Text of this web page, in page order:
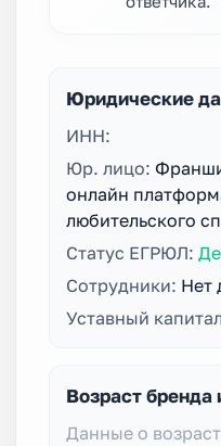
Юридические
ИНН:
Юр. лицо:
онлайн
любительского
Статус ЕГРЮЛ:
Сотрудники: Нет
Уставный
Возраст бренда
Данные о